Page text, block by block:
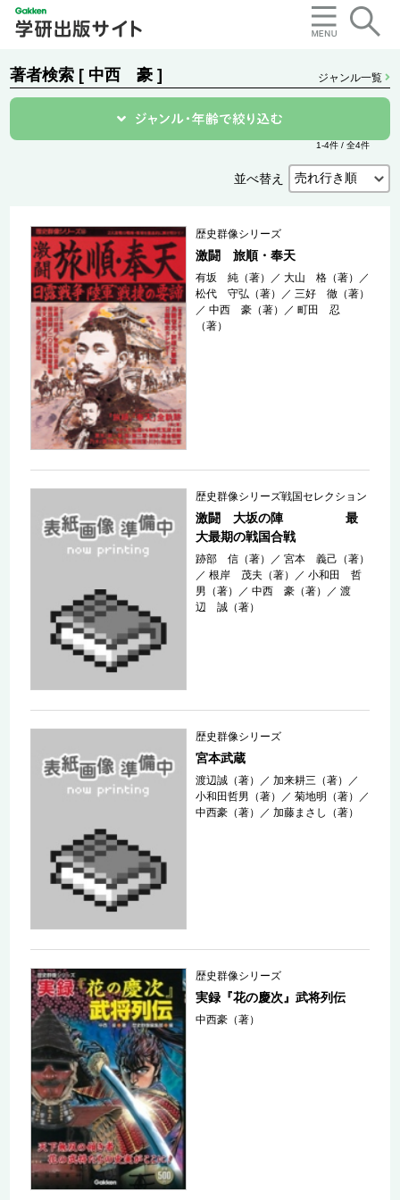
著者検索 [ 中西 豪 ] ジャンル一覧
1-4件 / 全4件
並べ替え
歴史群像シリーズ
激闘 旅順・奉天
有坂 純（著） ／大山 格（著）
／
松代 守弘（著）
／三好 徹（著）
／中西 豪（著） ／町田 忍
（著）
歴史群像シリーズ戦国セレクション
激闘 大坂の陣 最
大最期の戦国合戦
跡部 信（著） ／宮本 義己（著）
／根岸 茂夫（著） ／小和田 哲
男（著）
／中西 豪（著） ／渡
辺 誠（著）
歴史群像シリーズ
宮本武蔵
渡辺誠（著） ／加来耕三（著）
／
小和田哲男（著）
／菊地明（著）
／
中西豪（著）
／加藤まさし（著）
歴史群像シリーズ
実録『花の慶次』武将列伝
中西豪（著）